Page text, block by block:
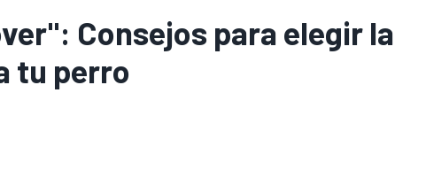
Consejos para elegir la
tu perro